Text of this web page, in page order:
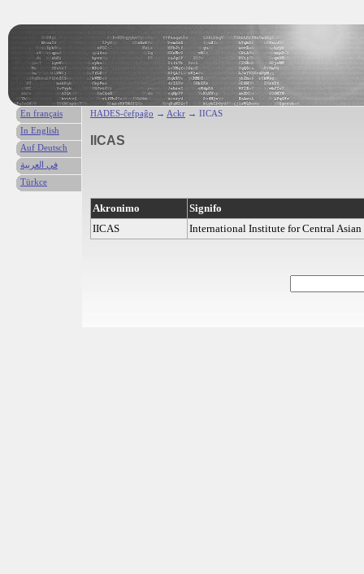
HADES-ĉefpaĝo → Ackr → IICAS
IICAS
Akronimo
Signifo
IICAS
International Institute for Central Asian
En français
In English
Auf Deutsch
في العربية
Türkce